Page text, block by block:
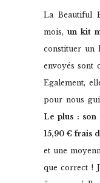
La Beautiful
mois, un kit
constituer un
envoyés sont
Egalement,
pour nous
Le plus :
15,90 € frais
et une
que correct !